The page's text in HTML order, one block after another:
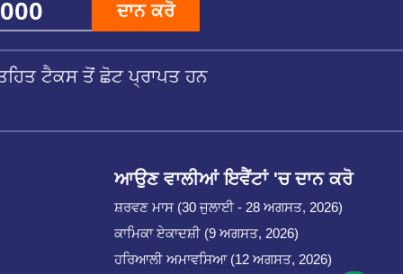
ਦਾਨ ਕਰੋ
ਟੈਕਸ ਤੋਂ ਛੋਟ ਪ੍ਰਾਪਤ ਹਨ
ਆਉਣ ਵਾਲੀਆਂ ਇਵੈਂਟਾਂ 'ਚ ਦਾਨ ਕਰੋ
ਸ਼ਰਵਣ ਮਾਸ (30 ਜੁਲਾਈ - 28 ਅਗਸਤ, 2026)
ਕਾਮਿਕਾ ਏਕਾਦਸ਼ੀ (9 ਅਗਸਤ, 2026)
ਹਰਿਆਲੀ ਅਮਾਵਸਿਆ (12 ਅਗਸਤ, 2026)